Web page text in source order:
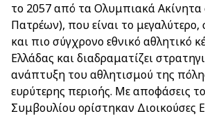
το 2057 από τα Ολυμπιακά
Πατρέων), που είναι το μεγαλύτερο,
και πιο σύγχρονο εθνικό αθλητικό
Ελλάδας και διαδραματίζει
ανάπτυξη του αθλητισμού της
ευρύτερης περιοής. Με αποφάσεις
Συμβουλίου ορίστηκαν Διοικούσες